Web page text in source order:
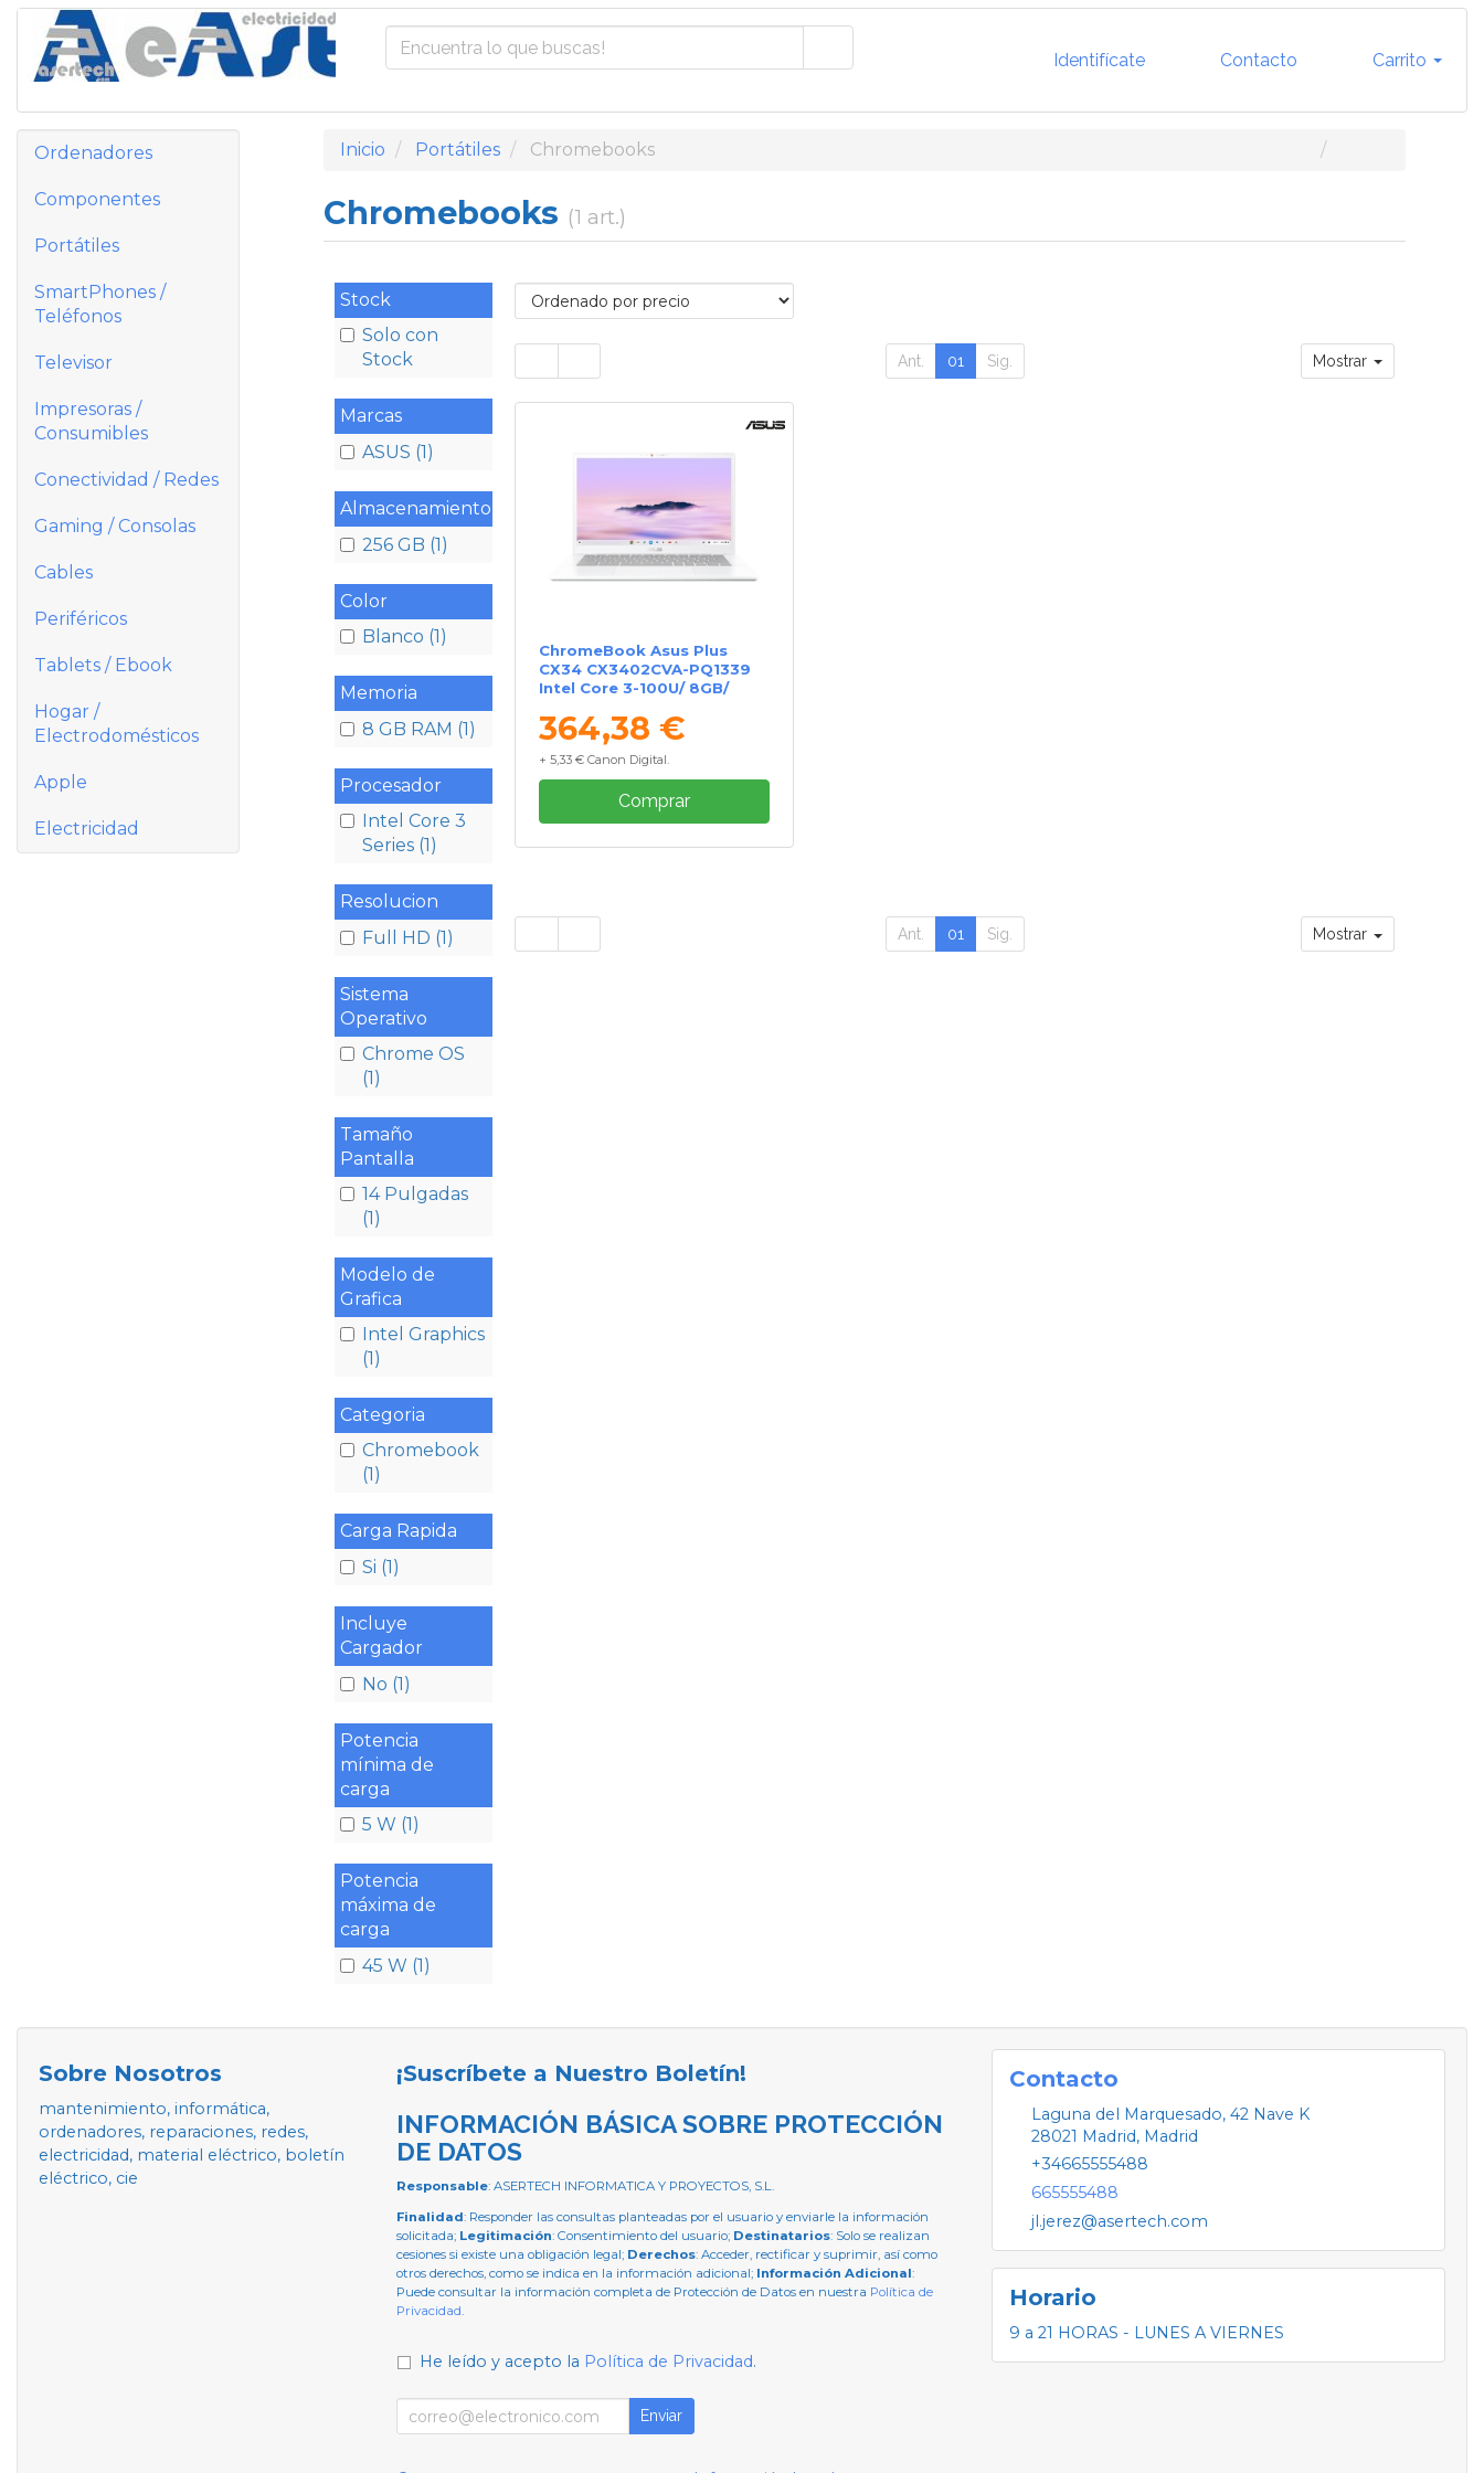
Identifícate Contacto Carrito
Ordenadores
Componentes
Portátiles
SmartPhones /
Teléfonos
Televisor
Impresoras /
Consumibles
Conectividad / Redes
Gaming / Consolas
Cables
Periféricos
Tablets / Ebook
Hogar /
Electrodomésticos
Apple
Electricidad
Inicio Portátiles Chromebooks
Chromebooks (1 art.)
Stock
Solo con
Stock
Marcas
ASUS (1)
Almacenamiento
256 GB (1)
Color
Blanco (1)
Memoria
8 GB RAM (1)
Procesador
Intel Core 3
Series (1)
Resolucion
Full HD (1)
Sistema
Operativo
Chrome OS
(1)
Tamaño
Pantalla
14 Pulgadas
(1)
Modelo de
Grafica
Intel Graphics
(1)
Categoria
Chromebook
(1)
Carga Rapida
Si (1)
Incluye
Cargador
No (1)
Potencia
mínima de
carga
5 W (1)
Potencia
máxima de
carga
45 W (1)
Ant. 01 Sig. Mostrar
ChromeBook Asus Plus
CX34 CX3402CVA-PQ1339
Intel Core 3-100U/ 8GB/
364,38 €
+ 5,33 € Canon Digital.
Comprar
Ant. 01 Sig. Mostrar
Sobre Nosotros
mantenimiento, informática,
ordenadores, reparaciones, redes,
electricidad, material eléctrico, boletín
eléctrico, cie
¡Suscríbete a Nuestro Boletín!
INFORMACIÓN BÁSICA SOBRE PROTECCIÓN
DE DATOS
Responsable: ASERTECH INFORMATICA Y PROYECTOS, S.L.
Finalidad: Responder las consultas planteadas por el usuario y enviarle la información
solicitada; Legitimación: Consentimiento del usuario; Destinatarios: Solo se realizan
cesiones si existe una obligación legal; Derechos: Acceder, rectificar y suprimir, así como
otros derechos, como se indica en la información adicional; Información Adicional:
Puede consultar la información completa de Protección de Datos en nuestra Política de
Privacidad.
He leído y acepto la Política de Privacidad.
Enviar
Contacto
Laguna del Marquesado, 42 Nave K
28021 Madrid, Madrid
+34665555488
665555488
jl.jerez@asertech.com
Horario
9 a 21 HORAS - LUNES A VIERNES